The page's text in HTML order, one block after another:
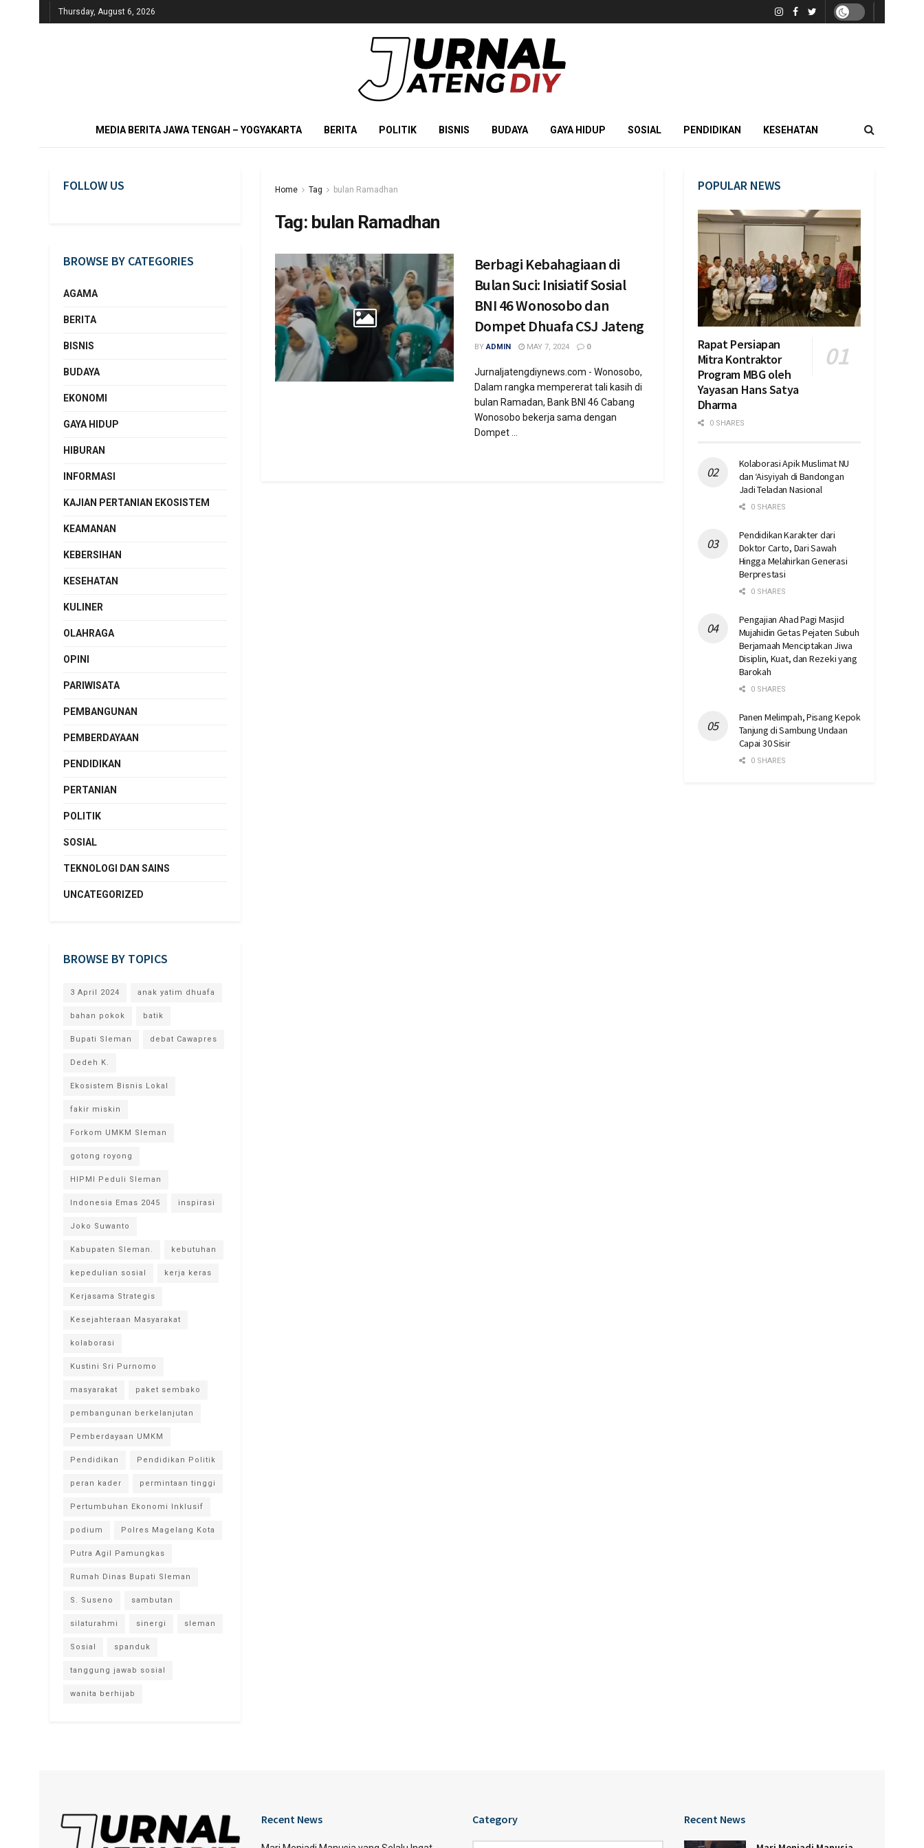
Thursday, August 6, 2026
MEDIA BERITA JAWA TENGAH – YOGYAKARTA BERITA POLITIK BISNIS BUDAYA GAYA HIDUP SOSIAL PENDIDIKAN KESEHATAN
Home Tag bulan Ramadhan
Tag: bulan Ramadhan
Berbagi Kebahagiaan di
Bulan Suci: Inisiatif Sosial
BNI 46 Wonosobo dan
Dompet Dhuafa CSJ Jateng
BY ADMIN MAY 7, 2024 0
Jurnaljatengdiynews.com - Wonosobo,
Dalam rangka mempererat tali kasih di
bulan Ramadan, Bank BNI 46 Cabang
Wonosobo bekerja sama dengan
Dompet ...
FOLLOW US
BROWSE BY CATEGORIES
AGAMA
BERITA
BISNIS
BUDAYA
EKONOMI
GAYA HIDUP
HIBURAN
INFORMASI
KAJIAN PERTANIAN EKOSISTEM
KEAMANAN
KEBERSIHAN
KESEHATAN
KULINER
OLAHRAGA
OPINI
PARIWISATA
PEMBANGUNAN
PEMBERDAYAAN
PENDIDIKAN
PERTANIAN
POLITIK
SOSIAL
TEKNOLOGI DAN SAINS
UNCATEGORIZED
BROWSE BY TOPICS
3 April 2024 anak yatim dhuafa
bahan pokok batik
Bupati Sleman debat Cawapres
Dedeh K.
Ekosistem Bisnis Lokal
fakir miskin
Forkom UMKM Sleman
gotong royong
HIPMI Peduli Sleman
Indonesia Emas 2045 inspirasi
Joko Suwanto
Kabupaten Sleman. kebutuhan
kepedulian sosial kerja keras
Kerjasama Strategis
Kesejahteraan Masyarakat
kolaborasi
Kustini Sri Purnomo
masyarakat paket sembako
pembangunan berkelanjutan
Pemberdayaan UMKM
Pendidikan Pendidikan Politik
peran kader permintaan tinggi
Pertumbuhan Ekonomi Inklusif
podium Polres Magelang Kota
Putra Agil Pamungkas
Rumah Dinas Bupati Sleman
S. Suseno sambutan
silaturahmi sinergi sleman
Sosial spanduk
tanggung jawab sosial
wanita berhijab
POPULAR NEWS
Rapat Persiapan
Mitra Kontraktor
Program MBG oleh
Yayasan Hans Satya
Dharma
0 SHARES
Kolaborasi Apik Muslimat NU
dan ‘Aisyiyah di Bandongan
Jadi Teladan Nasional
0 SHARES
Pendidikan Karakter dari
Doktor Carto, Dari Sawah
Hingga Melahirkan Generasi
Berprestasi
0 SHARES
Pengajian Ahad Pagi Masjid
Mujahidin Getas Pejaten Subuh
Berjamaah Menciptakan Jiwa
Disiplin, Kuat, dan Rezeki yang
Barokah
0 SHARES
Panen Melimpah, Pisang Kepok
Tanjung di Sambung Undaan
Capai 30 Sisir
0 SHARES
Recent News Category Recent News